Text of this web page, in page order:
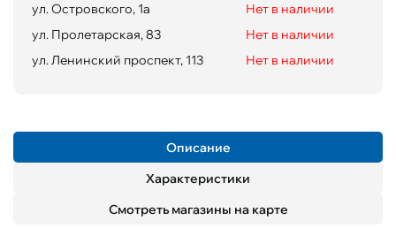
ул. Островского, 1а
Нет в наличии
ул. Пролетарская, 83
Нет в наличии
ул. Ленинский проспект, 113
Нет в наличии
Описание
Характеристики
Смотреть магазины на карте